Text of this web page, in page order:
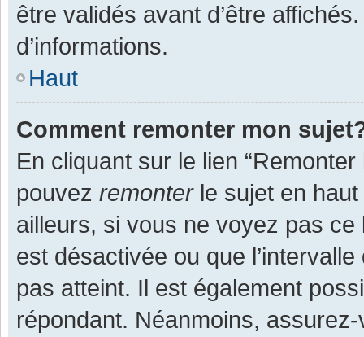
être validés avant d’être
d’informations.
Haut
Comment remonter mon
En cliquant sur le lien
pouvez remonterle sujet en haut
ailleurs, si vous ne voyez pas
est désactivée ou que
pas atteint. Il est également
répondant. Néanmoins,